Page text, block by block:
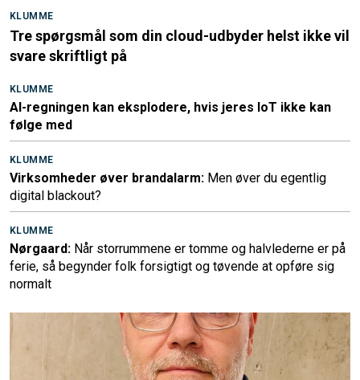
KLUMME
Tre spørgsmål som din cloud-udbyder helst ikke vil
svare skriftligt på
KLUMME
AI-regningen kan eksplodere, hvis jeres IoT ikke kan
følge med
KLUMME
Virksomheder øver brandalarm: Men øver du egentlig
digital blackout?
KLUMME
Nørgaard: Når storrummene er tomme og halvlederne er på
ferie, så begynder folk forsigtigt og tøvende at opføre sig
normalt